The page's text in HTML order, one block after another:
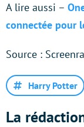
A lire aussi –
connectée pour
Source :
Harry Potter
La